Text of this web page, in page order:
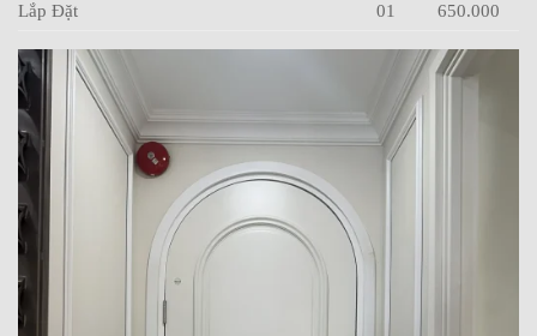
Lắp Đặt
01 650.000